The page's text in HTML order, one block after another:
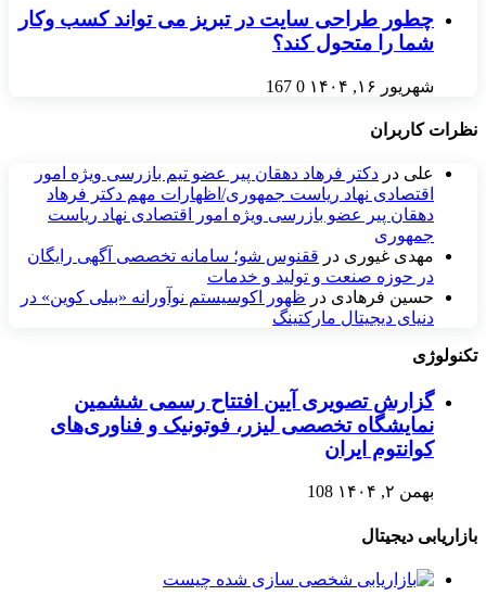
چطور طراحی سایت در تبریز می ‌تواند کسب‌ وکار
شما را متحول کند؟
شهریور ۱۶, ۱۴۰۴ 0
167
نظرات کاربران
علی در دکتر فرهاد دهقان پیر عضو تيم بازرسی ويژه امور
اقتصادی نهاد رياست جمهوری/اظهارات مهم دکتر فرهاد
دهقان پیر عضو بازرسی ویژه امور اقتصادی نهاد ریاست
جمهوری
مهدی غیوری در ققنوس شو؛ سامانه تخصصی آگهی رایگان
در حوزه صنعت و تولید و خدمات
حسین فرهادی در ظهور اکوسیستم نوآورانه «بیلی کوین» در
دنیای دیجیتال مارکتینگ
تکنولوژی
گزارش تصویری آیین افتتاح رسمی ششمین
نمایشگاه تخصصی لیزر، فوتونیک و فناوری‌های
کوانتوم ایران
بهمن ۲, ۱۴۰۴ 108
بازاریابی دیجیتال